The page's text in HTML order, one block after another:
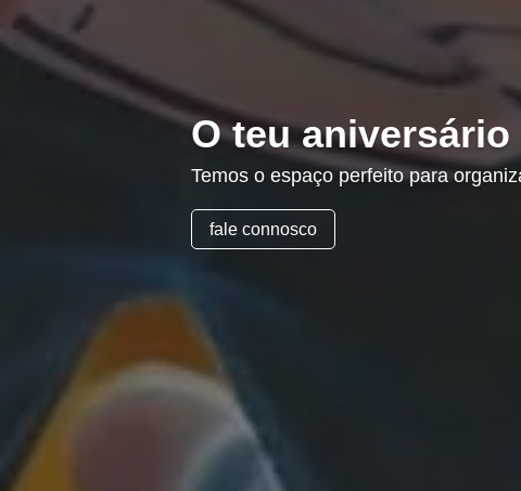
Caminhadas na
Da Serra da Estrela à Serra da
únicas de visita obrigatória
fale connosco